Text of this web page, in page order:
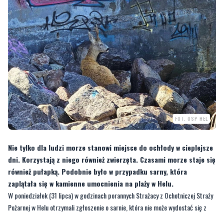
FOT. OSP HEL
Nie tylko dla ludzi morze stanowi miejsce do ochłody w cieplejsze
dni. Korzystają z niego również zwierzęta. Czasami morze staje się
również pułapką. Podobnie było w przypadku sarny, która
zaplątała się w kamienne umocnienia na plaży w Helu.
W poniedziałek (31 lipca) w godzinach porannych Strażacy z Ochotniczej Straży
Pożarnej w Helu otrzymali zgłoszenie o sarnie, która nie może wydostać się z